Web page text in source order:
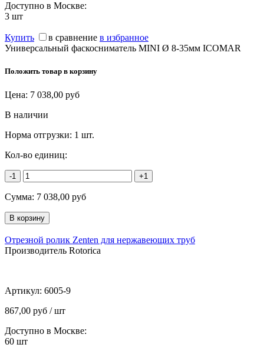
Доступно в Москве:
3 шт
Купить в сравнение в избранное
Универсальный фаскосниматель MINI Ø 8-35мм ICOMAR
Положить товар в корзину
Цена: 7 038,00 руб
В наличии
Норма отгрузки: 1 шт.
Кол-во единиц:
-1 +1
Сумма: 7 038,00 руб
Отрезной ролик Zenten для нержавеющих труб
Производитель Rotorica
Артикул: 6005-9
867,00 руб / шт
Доступно в Москве:
60 шт